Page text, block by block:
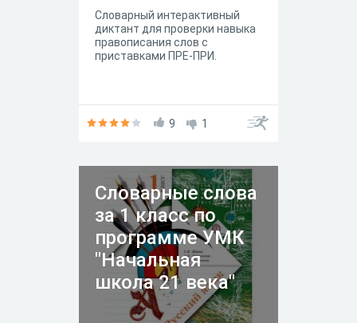
Словарный интерактивный
диктант для проверки навыка
правописания слов с
приставками ПРЕ-ПРИ.
9 1
Словарные слова
за 1 класс по
программе УМК
"Начальная
школа 21 века"